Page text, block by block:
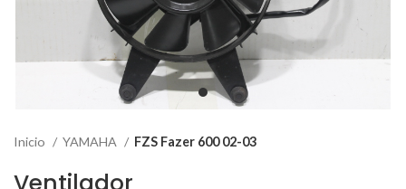
Inicio YAMAHA FZS Fazer 600 02-03